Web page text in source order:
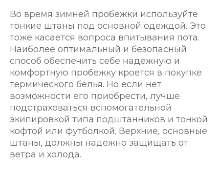
Во время зимней пробежки используйте
тонкие штаны под основной одеждой. Это
тоже касается вопроса впитывания пота.
Наиболее оптимальный и безопасный
способ обеспечить себе надежную и
комфортную пробежку кроется в покупке
термического белья. Но если нет
возможности его приобрести, лучше
подстраховаться вспомогательной
экипировкой типа подштанников и тонкой
кофтой или футболкой. Верхние, основные
штаны, должны надежно защищать от
ветра и холода.